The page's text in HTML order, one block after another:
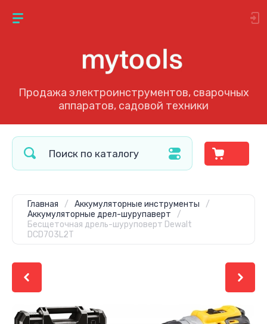
Продажа электроинструментов, сварочных
аппаратов, садовой техники
Главная / Аккумуляторные инструменты
/
Аккумуляторные дрел-шурупаверт
/
Бесщеточная дрель-шуруповерт Dewalt
DCD703L2T